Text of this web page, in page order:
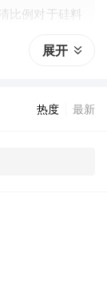
比例对于硅料
展开
热度 最新